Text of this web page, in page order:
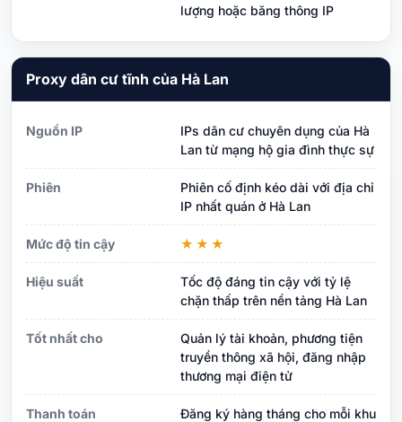
lượng hoặc băng thông IP
Proxy dân cư tĩnh của Hà Lan
Nguồn IP
IPs dân cư chuyên dụng của Hà
Lan từ mạng hộ gia đình thực sự
Phiên
Phiên cố định kéo dài với địa chỉ
IP nhất quán ở Hà Lan
Mức độ tin cậy ★★★
Hiệu suất
Tốc độ đáng tin cậy với tỷ lệ
chặn thấp trên nền tảng Hà Lan
Tốt nhất cho
Quản lý tài khoản, phương tiện
truyền thông xã hội, đăng nhập
thương mại điện tử
Thanh toán
Đăng ký hàng tháng cho mỗi khu